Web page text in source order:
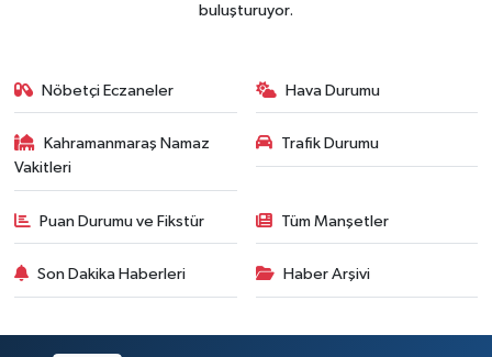
buluşturuyor.
Nöbetçi Eczaneler Hava Durumu
Kahramanmaraş Namaz
Vakitleri
Trafik Durumu
Puan Durumu ve Fikstür Tüm Manşetler
Son Dakika Haberleri Haber Arşivi